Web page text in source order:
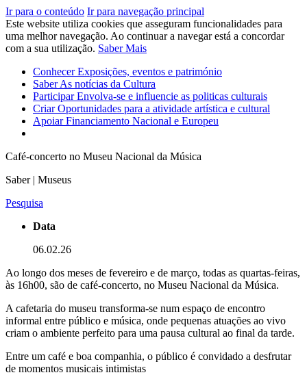
Ir para o conteúdo Ir para navegação principal
Este website utiliza cookies que asseguram funcionalidades para
uma melhor navegação. Ao continuar a navegar está a concordar
com a sua utilização. Saber Mais
ConhecerExposições, eventos e património
SaberAs notícias da Cultura
ParticiparEnvolva-se e influencie as politicas culturais
CriarOportunidades para a atividade artística e cultural
ApoiarFinanciamento Nacional e Europeu
Café-concerto no Museu Nacional da Música
Saber | Museus
Pesquisa
Data
06.02.26
Ao longo dos meses de fevereiro e de março, todas as quartas-feiras,
às 16h00, são de café-concerto, no Museu Nacional da Música.
A cafetaria do museu transforma-se num espaço de encontro
informal entre público e música, onde pequenas atuações ao vivo
criam o ambiente perfeito para uma pausa cultural ao final da tarde.
Entre um café e boa companhia, o público é convidado a desfrutar
de momentos musicais intimistas